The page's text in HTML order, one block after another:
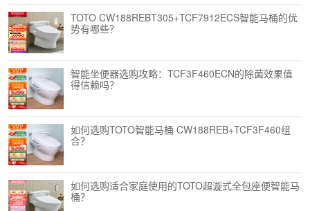
TOTO CW188REBT305+TCF7912ECS智能马桶的优
势有哪些？
智能坐便器选购攻略：TCF3F460ECN的除菌效果值
得信赖吗？
如何选购TOTO智能马桶 CW188REB+TCF3F460组
合？
如何选购适合家庭使用的TOTO超漩式全包座便智能马
桶？